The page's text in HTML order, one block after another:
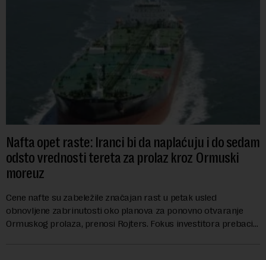
Nafta opet raste: Iranci bi da naplaćuju i do sedam
odsto vrednosti tereta za prolaz kroz Ormuski
moreuz
Cene nafte su zabeležile značajan rast u petak usled
obnovljene zabrinutosti oko planova za ponovno otvaranje
Ormuskog prolaza, prenosi Rojters. Fokus investitora prebacio